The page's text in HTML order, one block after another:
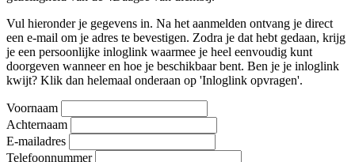
Vul hieronder je gegevens in. Na het aanmelden ontvang je direct
een e-mail om je adres te bevestigen. Zodra je dat hebt gedaan, krijg
je een persoonlijke inloglink waarmee je heel eenvoudig kunt
doorgeven wanneer en hoe je beschikbaar bent. Ben je je inloglink
kwijt? Klik dan helemaal onderaan op 'Inloglink opvragen'.
Voornaam
Achternaam
E-mailadres
Telefoonnummer